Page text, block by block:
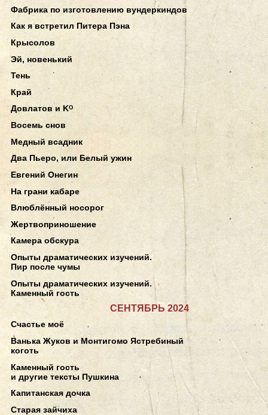
Фабрика по изготовлению вундеркиндов
Как я встретил Питера Пэна
Крысолов
Эй, новенький
Тень
Край
Довлатов и Kᴼ
Восемь снов
Медный всадник
Два Пьеро, или Белый ужин
Евгений Онегин
На грани кабаре
Влюблённый носорог
Жертвоприношение
Камера обскура
Опыты драматических изучений.
Пир после чумы
Опыты драматических изучений.
Каменный гость
СЕНТЯБРЬ 2024
Счастье моё
Ванька Жуков и Монтигомо Ястребиный
коготь
Каменный гость
и другие тексты Пушкина
Капитанская дочка
Старая зайчиха